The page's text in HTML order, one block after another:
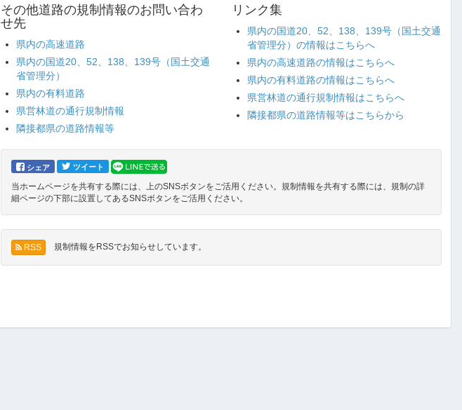
その他道路の規制情報のお問い合わ
せ先
県内の高速道路
県内の国道20、52、138、139号（国土交通
省管理分）
県内の有料道路
県営林道の通行規制情報
隣接都県の道路情報等
リンク集
県内の国道20、52、138、139号（国土交通
省管理分）の情報はこちらへ
県内の高速道路の情報はこちらへ
県内の有料道路の情報はこちらへ
県営林道の通行規制情報はこちらへ
隣接都県の道路情報等はこちらから
シェア ツイート
当ホームページを共有する際には、上のSNSボタンをご活用ください。規制情報を共有する際には、規制の詳
細ページの下部に設置してあるSNSボタンをご活用ください。
RSS 規制情報をRSSでお知らせしています。